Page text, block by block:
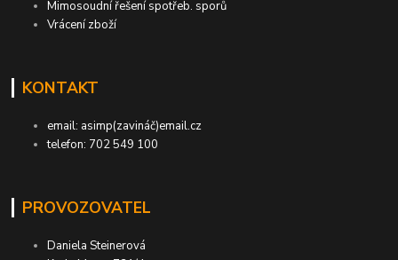
Mimosoudní řešení spotřeb. sporů
Vrácení zboží
KONTAKT
email: asimp(zavináč)email.cz
telefon: 702 549 100
PROVOZOVATEL
Daniela Steinerová